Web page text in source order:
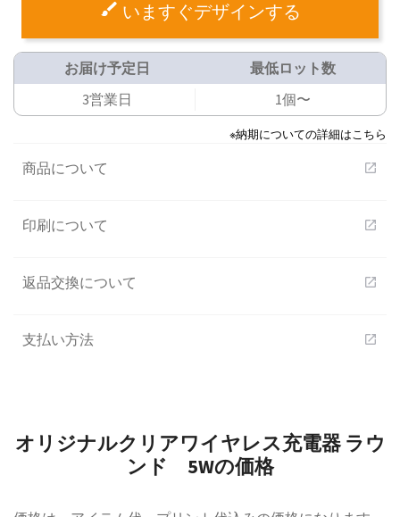
いますぐデザインする
お届け予定日
3営業日
最低ロット数
1個〜
※納期についての詳細はこちら
商品について open_in_new
印刷について open_in_new
返品交換について open_in_new
支払い方法 open_in_new
オリジナルクリアワイヤレス充電器 ラウ
ンド 5Wの価格